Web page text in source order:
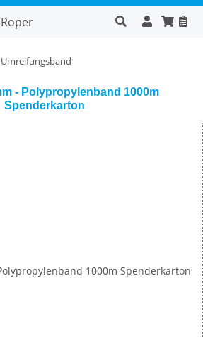
Umreifungsband
- Polypropylenband 1000m
Spenderkarton